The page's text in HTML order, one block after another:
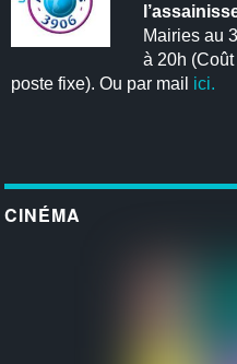
Mairies au
à 20h
poste fixe). Ou par mail ici.
CINÉMA